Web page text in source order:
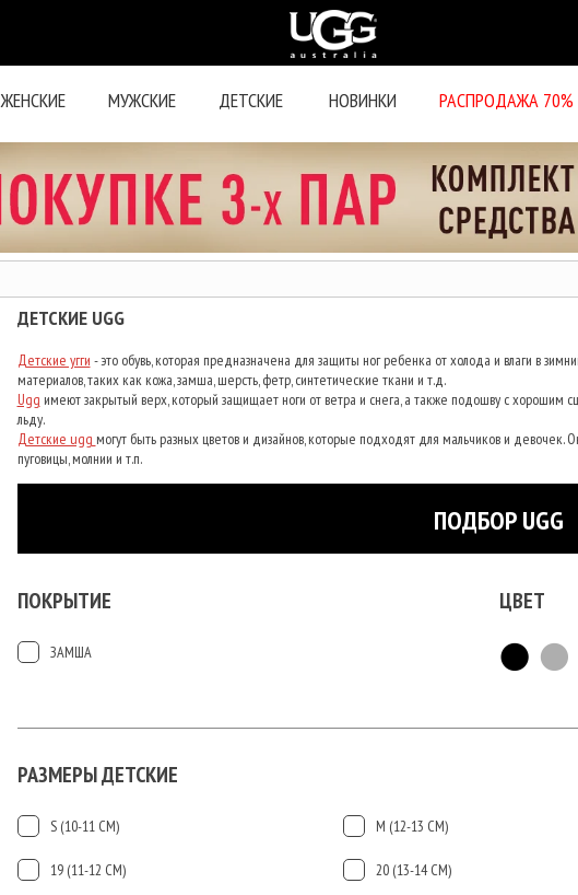
ЖЕНСКИЕ МУЖСКИЕ ДЕТСКИЕ НОВИНКИ РАСПРОДАЖА 70%
ДЕТСКИЕ UGG
Детские угги - это обувь, которая предназначена для защиты ног ребенка от холода и влаги в
материалов, таких как кожа, замша, шерсть, фетр, синтетические ткани и т.д.
Ugg имеют закрытый верх, который защищает ноги от ветра и снега, а также подошву с хорошим
льду.
Детские ugg могут быть разных цветов и дизайнов, которые подходят для мальчиков и девочек.
пуговицы, молнии и т.п.
ПОДБОР UGG
ПОКРЫТИЕ
ЗАМША
ЦВЕТ
РАЗМЕРЫ ДЕТСКИЕ
S (10-11 СМ)
19 (11-12 СМ)
М (12-13 СМ)
20 (13-14 СМ)